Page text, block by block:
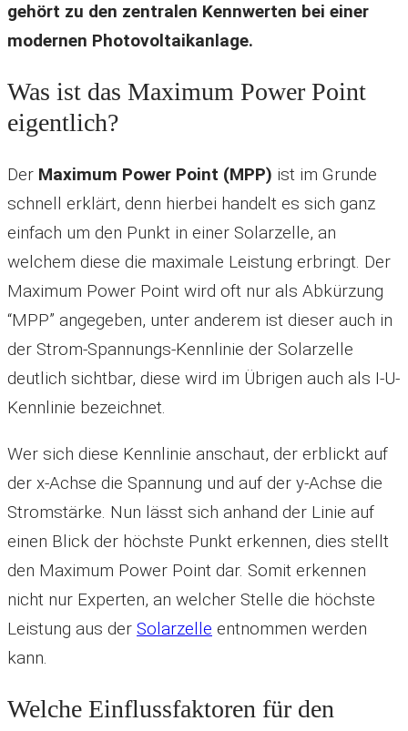
gehört zu den zentralen Kennwerten bei einer
modernen Photovoltaikanlage.
Was ist das Maximum Power Point
eigentlich?
Der Maximum Power Point (MPP) ist im Grunde
schnell erklärt, denn hierbei handelt es sich ganz
einfach um den Punkt in einer Solarzelle, an
welchem diese die maximale Leistung erbringt. Der
Maximum Power Point wird oft nur als Abkürzung
“MPP” angegeben, unter anderem ist dieser auch in
der Strom-Spannungs-Kennlinie der Solarzelle
deutlich sichtbar, diese wird im Übrigen auch als I-U-
Kennlinie bezeichnet.
Wer sich diese Kennlinie anschaut, der erblickt auf
der x-Achse die Spannung und auf der y-Achse die
Stromstärke. Nun lässt sich anhand der Linie auf
einen Blick der höchste Punkt erkennen, dies stellt
den Maximum Power Point dar. Somit erkennen
nicht nur Experten, an welcher Stelle die höchste
Leistung aus der Solarzelle entnommen werden
kann.
Welche Einflussfaktoren für den